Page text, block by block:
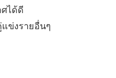
ได้ดี
ข่งรายอื่นๆ